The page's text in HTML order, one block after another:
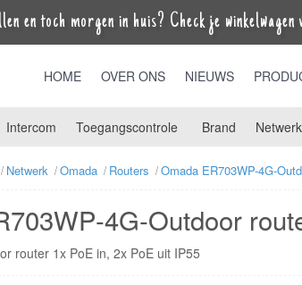
en toch morgen in huis? Check je winkelwagen
HOME OVER ONS NIEUWS
Intercom Toegangscontrole Brand Netwerk
Netwerk Omada Routers Omada ER703WP-4G-
4G-Outdoor
router 1x PoE in, 2x PoE uit IP55